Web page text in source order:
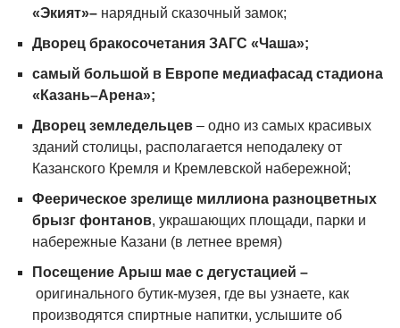
«Экият»–нарядный сказочный замок;
Дворец бракосочетания ЗАГС «Чаша»;
самый большой в Европе медиафасад стадиона
«Казань–Арена»;
Дворец земледельцев– одно из самых красивых
зданий столицы, располагается неподалеку от
Казанского Кремля и Кремлевской набережной;
Феерическое зрелище миллиона разноцветных
брызг фонтанов, украшающих площади, парки и
набережные Казани (в летнее время)
Посещение Арыш мае с дегустацией –
оригинального бутик-музея, где вы узнаете, как
производятся спиртные напитки, услышите об